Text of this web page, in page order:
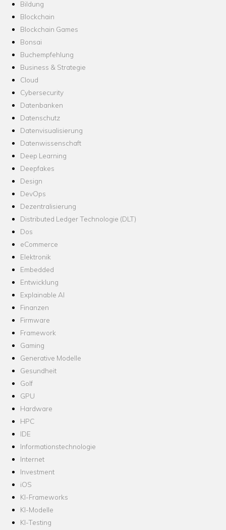
Bildung
Blockchain
Blockchain Games
Bonsai
Buchempfehlung
Business & Strategie
Cloud
Cybersecurity
Datenbanken
Datenschutz
Datenvisualisierung
Datenwissenschaft
Deep Learning
Deepfakes
Design
DevOps
Dezentralisierung
Distributed Ledger Technologie (DLT)
Dos
eCommerce
Elektronik
Embedded
Entwicklung
Explainable AI
Finanzen
Firmware
Framework
Gaming
Generative Modelle
Gesundheit
Golf
GPU
Hardware
HPC
IDE
Informationstechnologie
Internet
Investment
iOS
KI-Frameworks
KI-Modelle
KI-Testing